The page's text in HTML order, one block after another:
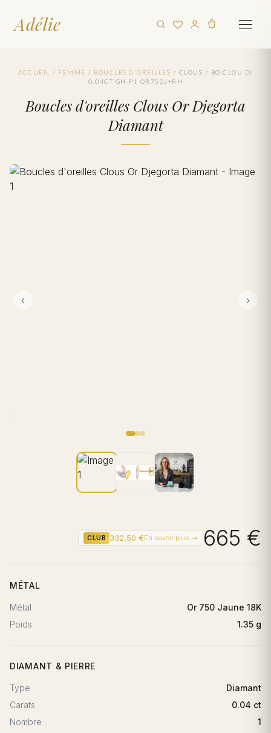
Adélie
ACCUEIL / FEMME / BOUCLES D'OREILLES / CLOUS / BO.CLOU DI
0.04CT GH-P1 OR750J+RH
Boucles d'oreilles Clous Or Djegorta
Diamant
‹ ›
CLUB 332,50 €En savoir plus → 665 €
MÉTAL
Métal
Or 750 Jaune 18K
Poids
1.35 g
DIAMANT & PIERRE
Type
Diamant
Carats
0.04 ct
Nombre
1